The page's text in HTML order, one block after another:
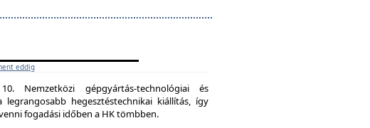
eddig
Nemzetközi gépgyártás-technológiai és
legrangosabb hegesztéstechnikai kiállítás, így
fogadási időben a HK tömbben.